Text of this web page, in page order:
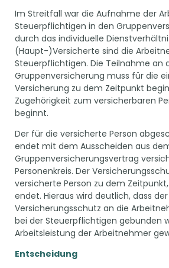
Im Streitfall war die Aufnahme der
Steuerpflichtigen in den
durch das individuelle
(Haupt-)Versicherte sind die
Steuerpflichtigen. Die Teilnahme an
Gruppenversicherung muss für die
Versicherung zu dem Zeitpunkt
Zugehörigkeit zum versicherbaren
beginnt.
Der für die versicherte Person
endet mit dem Ausscheiden aus
Gruppenversicherungsvertrag
Personenkreis. Der
versicherte Person zu dem
endet. Hieraus wird deutlich, dass der
Versicherungsschutz an die
bei der Steuerpflichtigen gebunden
Arbeitsleistung der Arbeitnehmer
Entscheidung